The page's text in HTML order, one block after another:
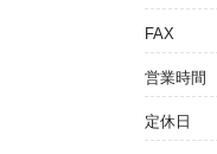
FAX
営業時間
定休日